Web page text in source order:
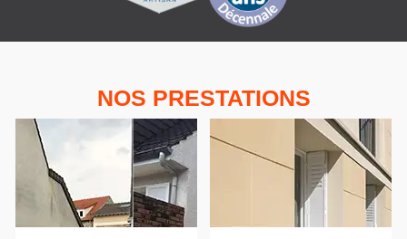
NOS PRESTATIONS